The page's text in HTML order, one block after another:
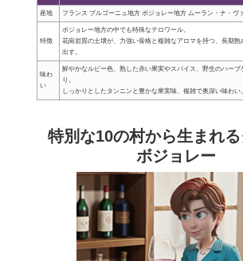
産地 フランス ブルゴーニュ地方 ボジョレー地方 ムーラン・ナ・ヴ
特徴
ボジョレー地方の中でも特殊なテロワール。
花崗岩質の土壌が、力強い骨格と複雑なアロマを持つ、長期
出す。
味わ
い
鮮やかなルビー色、熟した赤い果実やスパイス、野生のハーブ
り。
しっかりとしたタンニンと豊かな果実味、複雑で奥深い味わい。
特別な10の村から生まれる
ボジョレー